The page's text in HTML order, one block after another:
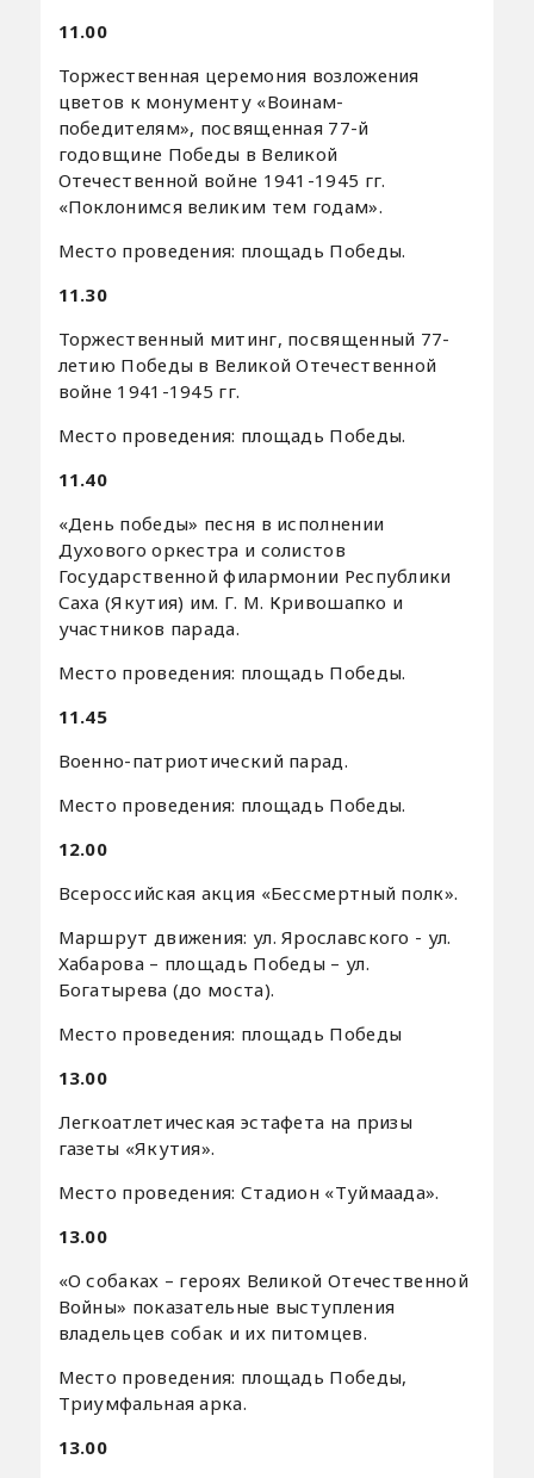
11.00
Торжественная церемония возложения
цветов к монументу «Воинам-
победителям», посвященная 77-й
годовщине Победы в Великой
Отечественной войне 1941-1945 гг.
«Поклонимся великим тем годам».
Место проведения: площадь Победы.
11.30
Торжественный митинг, посвященный 77-
летию Победы в Великой Отечественной
войне 1941-1945 гг.
Место проведения: площадь Победы.
11.40
«День победы» песня в исполнении
Духового оркестра и солистов
Государственной филармонии Республики
Саха (Якутия) им. Г. М. Кривошапко и
участников парада.
Место проведения: площадь Победы.
11.45
Военно-патриотический парад.
Место проведения: площадь Победы.
12.00
Всероссийская акция «Бессмертный полк».
Маршрут движения: ул. Ярославского - ул.
Хабарова – площадь Победы – ул.
Богатырева (до моста).
Место проведения: площадь Победы
13.00
Легкоатлетическая эстафета на призы
газеты «Якутия».
Место проведения: Стадион «Туймаада».
13.00
«О собаках – героях Великой Отечественной
Войны» показательные выступления
владельцев собак и их питомцев.
Место проведения: площадь Победы,
Триумфальная арка.
13.00